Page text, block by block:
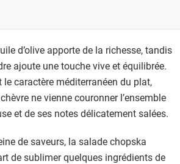
d’olive apporte de la richesse, tandis
ajoute une touche vive et équilibrée.
caractère méditerranéen du plat,
ne vienne couronner l’ensemble
et de ses notes délicatement salées.
de saveurs, la salade chopska
de sublimer quelques ingrédients de